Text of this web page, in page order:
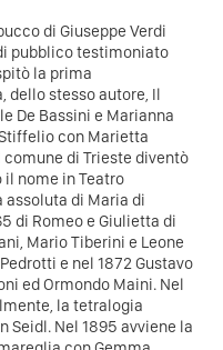
di Giuseppe Verdi
pubblico testimoniato
la prima
dello stesso autore, Il
De Bassini e Marianna
con Marietta
comune di Trieste diventò
nome in Teatro
assoluta di Maria di
di Romeo e Giulietta di
Mario Tiberini e Leone
e nel 1872 Gustavo
ed Ormondo Maini. Nel
la tetralogia
Seidl. Nel 1895 avviene la